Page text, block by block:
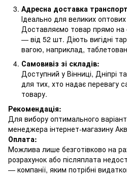
Адресна доставка
Ідеально для великих
Доставляємо товар прямо на
— від 52 шт. Діють вигідні
вагою, наприклад,
Самовивіз зі складів:
Доступний у Вінниці, Дніпрі
для тих, хто надає перевагу
товару.
Рекомендація:
Для вибору оптимального
менеджера інтернет-магазину
Оплата:
Можлива лише безготівково на
розрахунок або післяплата
— компанії, яким потрібні